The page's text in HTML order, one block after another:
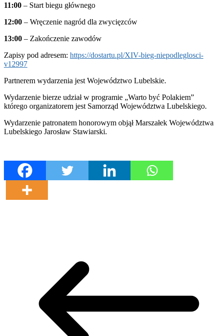
11:00 – Start biegu głównego
12:00 – Wręczenie nagród dla zwycięzców
13:00 – Zakończenie zawodów
Zapisy pod adresem: https://dostartu.pl/XIV-bieg-niepodleglosci-
v12997
Partnerem wydarzenia jest Województwo Lubelskie.
Wydarzenie bierze udział w programie „Warto być Polakiem”
którego organizatorem jest Samorząd Województwa Lubelskiego.
Wydarzenie patronatem honorowym objął Marszałek Województwa
Lubelskiego Jarosław Stawiarski.